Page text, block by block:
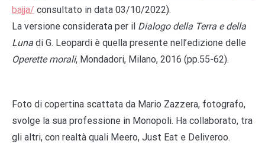
bajja/ consultato in data 03/10/2022).
La versione considerata per il Dialogo della Terra e della
Luna di G. Leopardi è quella presente nell’edizione delle
Operette morali, Mondadori, Milano, 2016 (pp.55-62).
Foto di copertina scattata da Mario Zazzera, fotografo,
svolge la sua professione in Monopoli. Ha collaborato, tra
gli altri, con realtà quali Meero, Just Eat e Deliveroo.